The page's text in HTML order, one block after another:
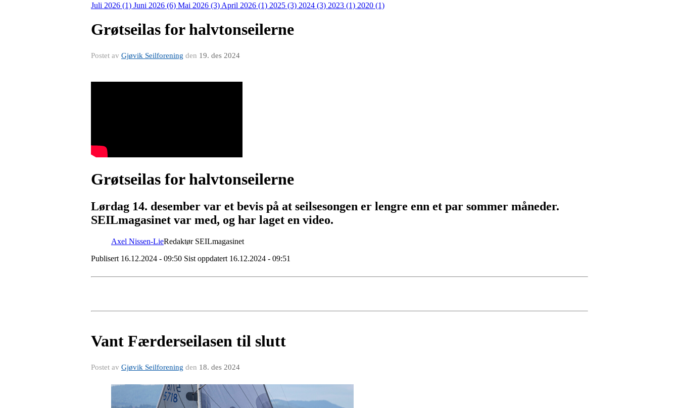
Juli 2026 (1) Juni 2026 (6) Mai 2026 (3) April 2026 (1) 2025 (3) 2024 (3) 2023 (1) 2020 (1)
Grøtseilas for halvtonseilerne
Postet av Gjøvik Seilforening den 19. des 2024
Grøtseilas for halvtonseilerne
Lørdag 14. desember var et bevis på at seilsesongen er lengre enn et par sommer måneder.
SEILmagasinet var med, og har laget en video.
Axel Nissen-LieRedaktør SEILmagasinet
Publisert 16.12.2024 - 09:50 Sist oppdatert 16.12.2024 - 09:51
Vant Færderseilasen til slutt
Postet av Gjøvik Seilforening den 18. des 2024